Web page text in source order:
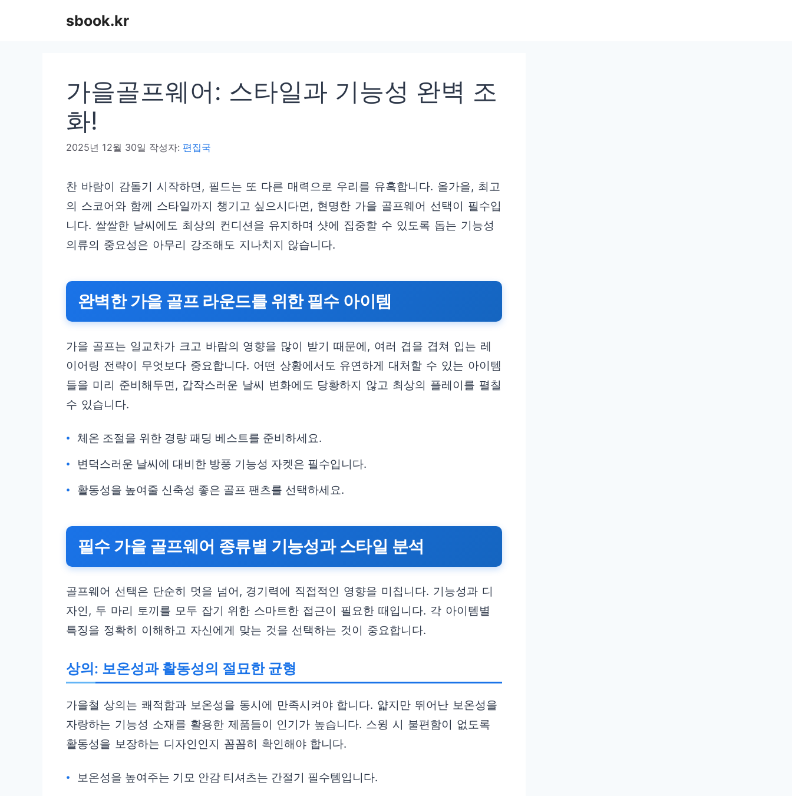
sbook.kr
가을골프웨어: 스타일과 기능성 완벽 조
화!
2025년 12월 30일 작성자: 편집국
찬 바람이 감돌기 시작하면, 필드는 또 다른 매력으로 우리를 유혹합니다. 올가을, 최고
의 스코어와 함께 스타일까지 챙기고 싶으시다면, 현명한 가을 골프웨어 선택이 필수입
니다. 쌀쌀한 날씨에도 최상의 컨디션을 유지하며 샷에 집중할 수 있도록 돕는 기능성
의류의 중요성은 아무리 강조해도 지나치지 않습니다.
완벽한 가을 골프 라운드를 위한 필수 아이템
가을 골프는 일교차가 크고 바람의 영향을 많이 받기 때문에, 여러 겹을 겹쳐 입는 레
이어링 전략이 무엇보다 중요합니다. 어떤 상황에서도 유연하게 대처할 수 있는 아이템
들을 미리 준비해두면, 갑작스러운 날씨 변화에도 당황하지 않고 최상의 플레이를 펼칠
수 있습니다.
체온 조절을 위한 경량 패딩 베스트를 준비하세요.
변덕스러운 날씨에 대비한 방풍 기능성 자켓은 필수입니다.
활동성을 높여줄 신축성 좋은 골프 팬츠를 선택하세요.
필수 가을 골프웨어 종류별 기능성과 스타일 분석
골프웨어 선택은 단순히 멋을 넘어, 경기력에 직접적인 영향을 미칩니다. 기능성과 디
자인, 두 마리 토끼를 모두 잡기 위한 스마트한 접근이 필요한 때입니다. 각 아이템별
특징을 정확히 이해하고 자신에게 맞는 것을 선택하는 것이 중요합니다.
상의: 보온성과 활동성의 절묘한 균형
가을철 상의는 쾌적함과 보온성을 동시에 만족시켜야 합니다. 얇지만 뛰어난 보온성을
자랑하는 기능성 소재를 활용한 제품들이 인기가 높습니다. 스윙 시 불편함이 없도록
활동성을 보장하는 디자인인지 꼼꼼히 확인해야 합니다.
보온성을 높여주는 기모 안감 티셔츠는 간절기 필수템입니다.